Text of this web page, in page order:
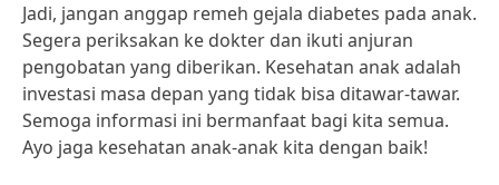
Jadi, jangan anggap remeh gejala diabetes pada anak.
Segera periksakan ke dokter dan ikuti anjuran
pengobatan yang diberikan. Kesehatan anak adalah
investasi masa depan yang tidak bisa ditawar-tawar.
Semoga informasi ini bermanfaat bagi kita semua.
Ayo jaga kesehatan anak-anak kita dengan baik!